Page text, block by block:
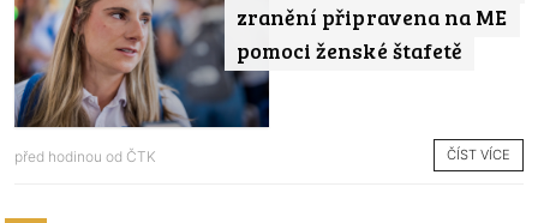
zranění připravena na ME
pomoci ženské štafetě
před hodinou od ČTK ČÍST VÍCE